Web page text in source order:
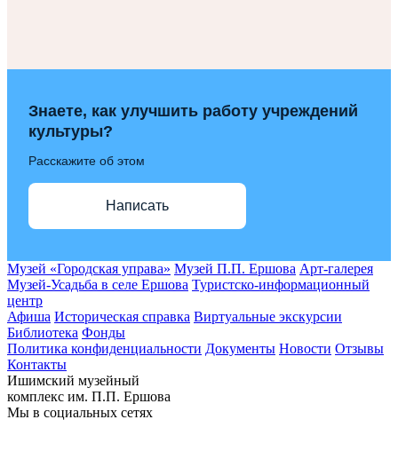
Знаете, как улучшить работу учреждений
культуры?
Расскажите об этом
Написать
Музей «Городская управа» Музей П.П. Ершова Арт-галерея
Музей-Усадьба в селе Ершова Туристско-информационный
центр
Афиша Историческая справка Виртуальные экскурсии
Библиотека Фонды
Политика конфиденциальности Документы Новости Отзывы
Контакты
Ишимский музейный
комплекс им. П.П. Ершова
Мы в социальных сетях